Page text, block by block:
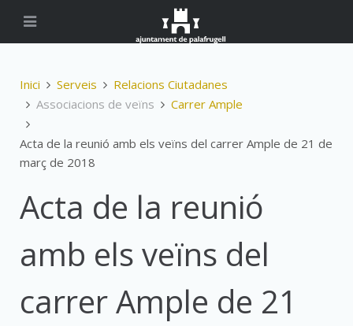
Inici Serveis
Relacions Ciutadanes
Associacions de veïns
Carrer Ample
Acta de la reunió amb els veïns del carrer Ample de 21 de
març de 2018
Acta de la reunió
amb els veïns del
carrer Ample de 21